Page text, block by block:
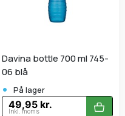
Davina bottle 700 ml 745-
06 blå
• På lager
49,95 kr.
Inkl. moms